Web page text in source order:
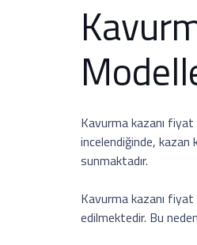
Kavurma kazanı fiyat
incelendiğinde,
sunmaktadır.
Kavurma kazanı
edilmektedir. Bu